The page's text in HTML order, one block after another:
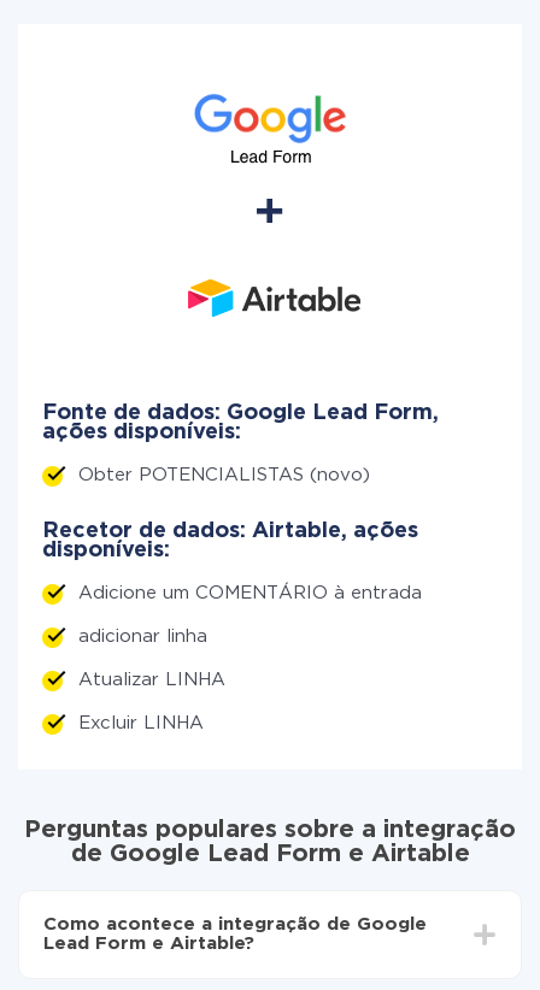
Fonte de dados: Google Lead Form,
ações disponíveis:
Obter POTENCIALISTAS (novo)
Recetor de dados: Airtable, ações
disponíveis:
Adicione um COMENTÁRIO à entrada
adicionar linha
Atualizar LINHA
Excluir LINHA
Perguntas populares sobre a integração
de Google Lead Form e Airtable
Como acontece a integração de Google
Lead Form e Airtable?